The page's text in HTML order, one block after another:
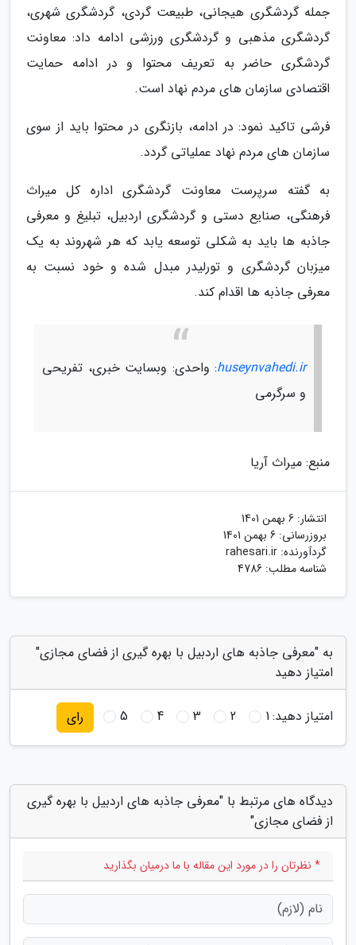
جمله گردشگری هیجانی، طبیعت گردی، گردشگری شهری،
گردشگری مذهبی و گردشگری ورزشی ادامه داد: معاونت
گردشگری حاضر به تعریف محتوا و در ادامه حمایت
اقتصادی سازمان های مردم نهاد است.
فرشی تاکید نمود: در ادامه، بازنگری در محتوا باید از سوی
سازمان های مردم نهاد عملیاتی گردد.
به گفته سرپرست معاونت گردشگری اداره کل میراث
فرهنگی، صنایع دستی و گردشگری اردبیل، تبلیغ و معرفی
جاذبه ها باید به شکلی توسعه یابد که هر شهروند به یک
میزبان گردشگری و تورلیدر مبدل شده و خود نسبت به
معرفی جاذبه ها اقدام کند.
huseynvahedi.ir: واحدی: وبسایت خبری، تفریحی
و سرگرمی
منبع: میراث آریا
انتشار: 6 بهمن 1401
بروزرسانی: 6 بهمن 1401
گردآورنده: rahesari.ir
شناسه مطلب: 4786
به "معرفی جاذبه های اردبیل با بهره گیری از فضای مجازی"
امتیاز دهید
امتیاز دهید:1
2
3
4
5 رای
دیدگاه های مرتبط با "معرفی جاذبه های اردبیل با بهره گیری
از فضای مجازی"
* نظرتان را در مورد این مقاله با ما درمیان بگذارید